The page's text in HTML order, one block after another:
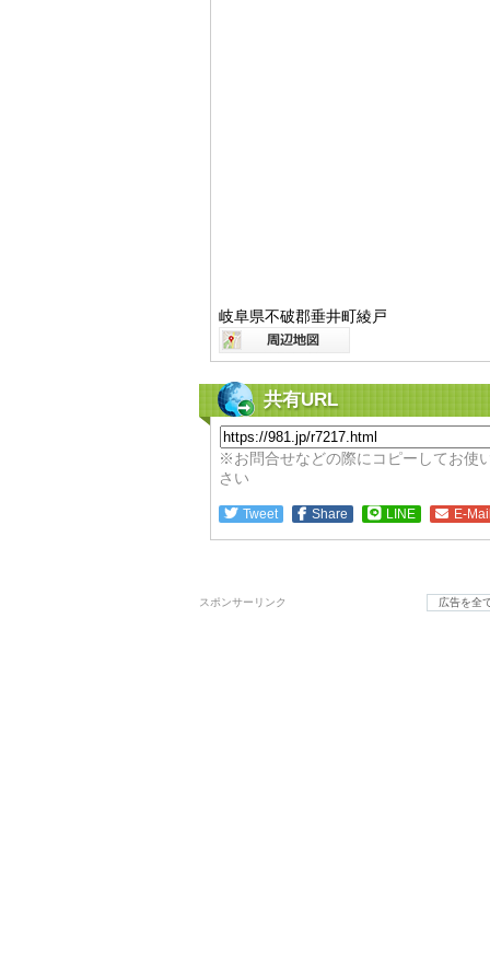
岐阜県不破郡垂井町綾戸
共有URL
※お問合せなどの際にコピーしてお使
さい
Tweet Share LINE E-
スポンサーリンク 広告を全